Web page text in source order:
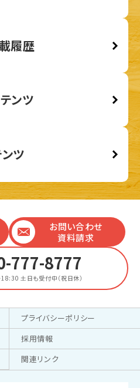
履歴
ンツ
ツ
お問い合わせ
資料請求
777-8777
18:30 土日も受付中（祝日休）
プライバシーポリシー
採用情報
関連リンク